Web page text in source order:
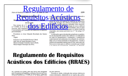
Regulamento de
Requisitos Acústicos
dos Edifícios